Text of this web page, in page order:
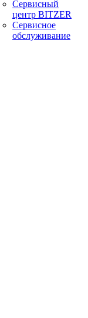
Сервисный
центр BITZER
Сервисное
обслуживание